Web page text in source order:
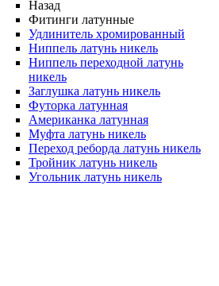
Назад
Фитинги латунные
Удлинитель хромированный
Ниппель латунь никель
Ниппель переходной латунь
никель
Заглушка латунь никель
Футорка латунная
Американка латунная
Муфта латунь никель
Переход реборда латунь никель
Тройник латунь никель
Угольник латунь никель